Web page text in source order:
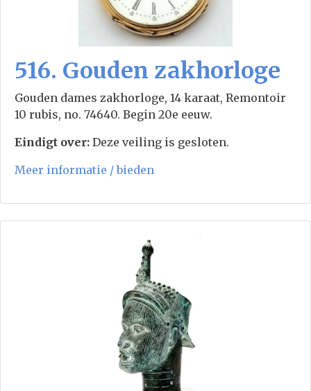
516. Gouden zakhorloge
Gouden dames zakhorloge, 14 karaat, Remontoir
10 rubis, no. 74640. Begin 20e eeuw.
Eindigt over: Deze veiling is gesloten.
Meer informatie / bieden